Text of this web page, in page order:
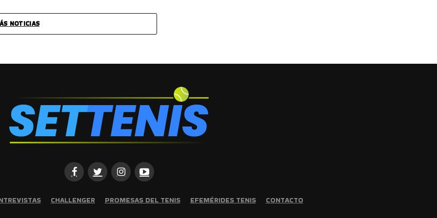
NOTICIAS
CHALLENGER PROMESAS DEL TENIS EFEMÉRIDES TENIS CONTACTO